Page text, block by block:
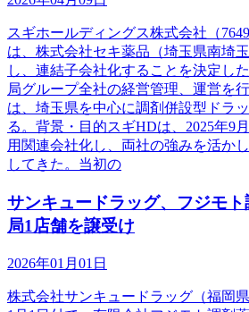
スギホールディングス株式会社（
は、株式会社セキ薬品（埼玉県南埼
し、連結子会社化することを決定し
局グループ全社の経営管理、運営を
は、埼玉県を中心に調剤併設型ドラ
る。背景・目的スギHDは、2025年9
用関連会社化し、両社の強みを活か
してきた。当初の
サンキュードラッグ、フジモ
局1店舗を譲受け
2026年01月01日
株式会社サンキュードラッグ（福岡